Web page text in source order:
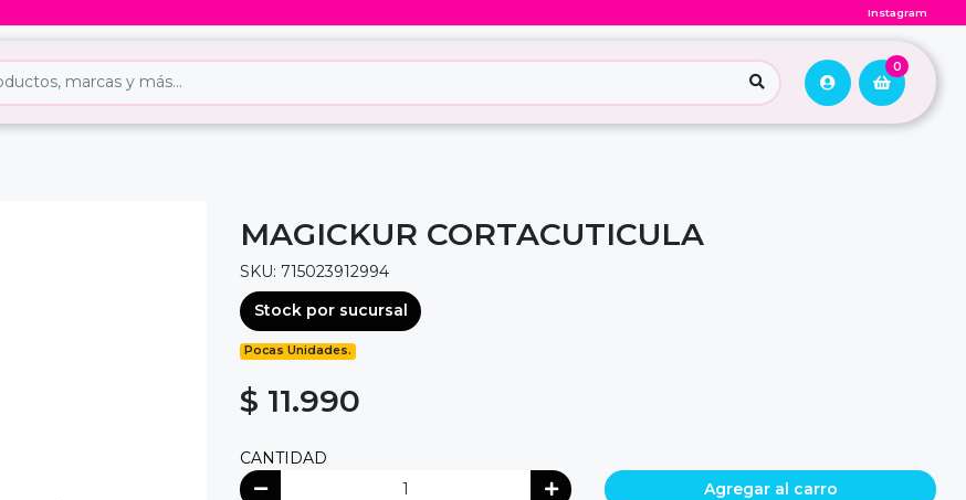
Instagram
0
MAGICKUR CORTACUTICULA
SKU: 715023912994
Stock por sucursal
Pocas Unidades.
$ 11.990
CANTIDAD
Agregar al carro